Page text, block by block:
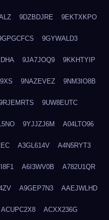
9DZBDJRE 9EKTXKPO
9GYWALD3
9JA7JOQ9 9KKHTYIP
9NAZEVEZ 9NM3IO8B
9UW8EUTC
9YJJZJ6M A04LTO96
A3GL614V A4N5RYT3
A6I3WV0B A782U1QR
A9GEP7N3 AAEJWLHD
ACUPC2X8 ACXX236G